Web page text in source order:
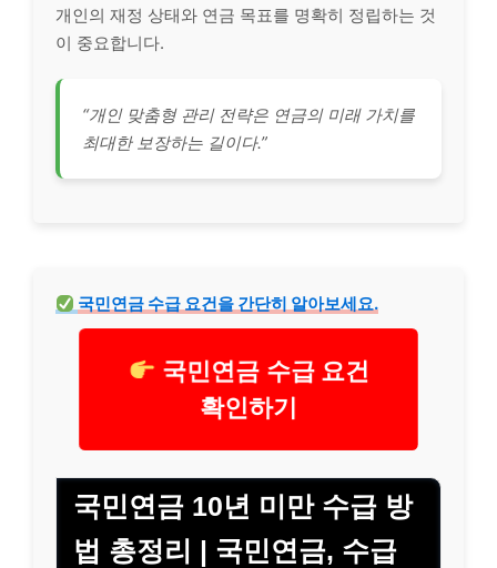
개인의 재정 상태와 연금 목표를 명확히 정립하는 것
이 중요합니다.
“개인 맞춤형 관리 전략은 연금의 미래 가치를
최대한 보장하는 길이다.”
국민연금 수급 요건을 간단히 알아보세요.
국민연금 수급 요건
확인하기
국민연금 10년 미만 수급 방
법 총정리 | 국민연금, 수급